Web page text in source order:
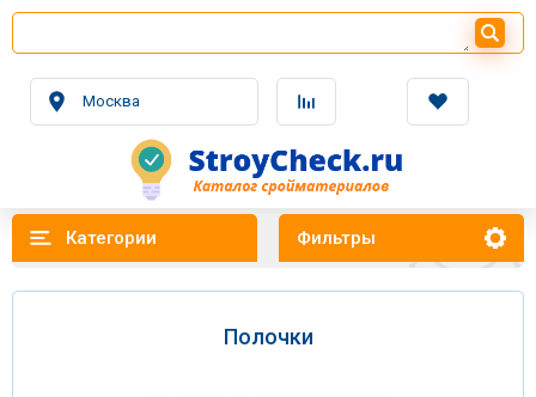
Москва
Фильтры
Категории
Полочки